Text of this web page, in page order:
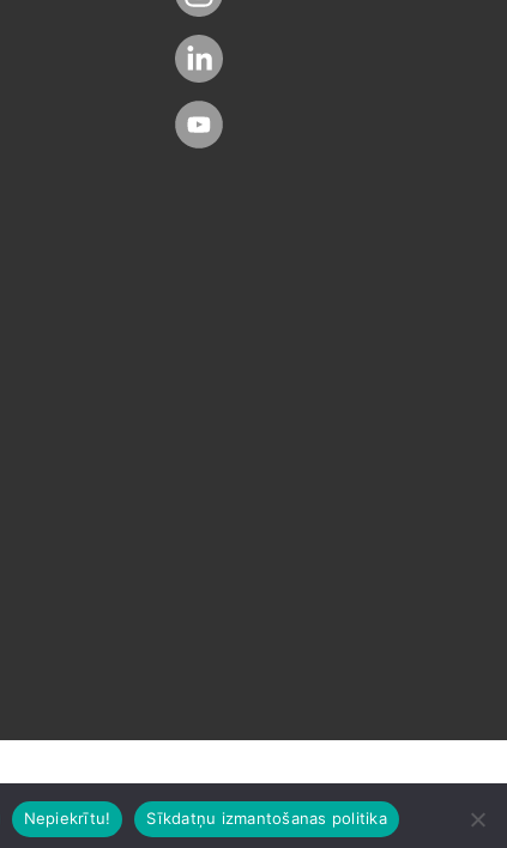
Nepiekrītu! Sīkdatņu izmantošanas politika